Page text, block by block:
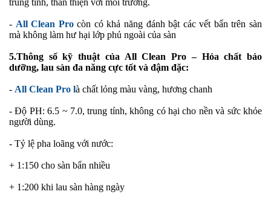
trung tính, thân thiện với môi trường.
- All Clean Procòn có khả năng đánh bật các vết bẩn trên sàn
mà không làm hư hại lớp phủ ngoài của sàn
5.Thông số kỹ thuật của All Clean Pro – Hóa chất bảo
dưỡng, lau sàn đa năng cực tốt và đậm đặc:
- All Clean Pro là chất lỏng màu vàng, hương chanh
- Độ PH: 6.5 ~ 7.0, trung tính, không có hại cho nền và sức khỏe
người dùng.
- Tỷ lệ pha loãng với nước:
+ 1:150 cho sàn bẩn nhiều
+ 1:200 khi lau sàn hàng ngày